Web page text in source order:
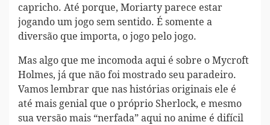
capricho. Até porque, Moriarty parece estar
jogando um jogo sem sentido. É somente a
diversão que importa, o jogo pelo jogo.
Mas algo que me incomoda aqui é sobre o Mycroft
Holmes, já que não foi mostrado seu paradeiro.
Vamos lembrar que nas histórias originais ele é
até mais genial que o próprio Sherlock, e mesmo
sua versão mais “nerfada” aqui no anime é difícil